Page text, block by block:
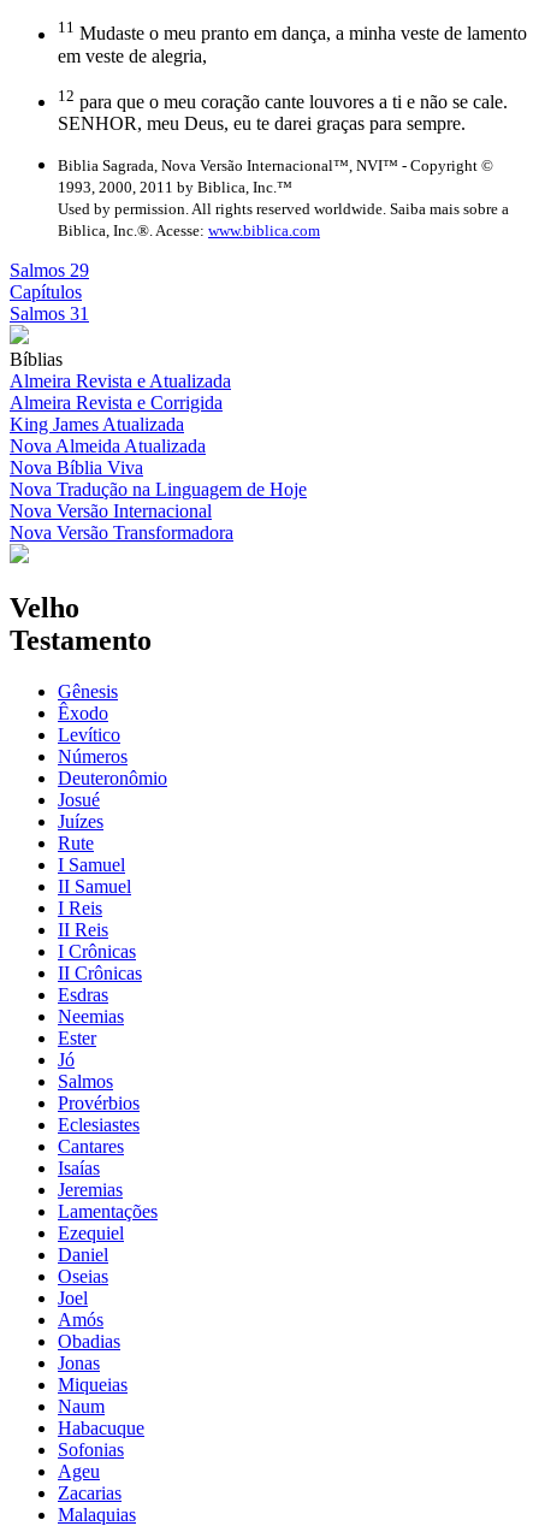
11 Mudaste o meu pranto em dança, a minha veste de lamento
em veste de alegria,
12 para que o meu coração cante louvores a ti e não se cale.
SENHOR, meu Deus, eu te darei graças para sempre.
Biblia Sagrada, Nova Versão Internacional™, NVI™ - Copyright ©
1993, 2000, 2011 by Biblica, Inc.™
Used by permission. All rights reserved worldwide. Saiba mais sobre a
Biblica, Inc.®. Acesse: www.biblica.com
Salmos 29
Capítulos
Salmos 31
Bíblias
Almeira Revista e Atualizada
Almeira Revista e Corrigida
King James Atualizada
Nova Almeida Atualizada
Nova Bíblia Viva
Nova Tradução na Linguagem de Hoje
Nova Versão Internacional
Nova Versão Transformadora
Velho
Testamento
Gênesis
Êxodo
Levítico
Números
Deuteronômio
Josué
Juízes
Rute
I Samuel
II Samuel
I Reis
II Reis
I Crônicas
II Crônicas
Esdras
Neemias
Ester
Jó
Salmos
Provérbios
Eclesiastes
Cantares
Isaías
Jeremias
Lamentações
Ezequiel
Daniel
Oseias
Joel
Amós
Obadias
Jonas
Miqueias
Naum
Habacuque
Sofonias
Ageu
Zacarias
Malaquias